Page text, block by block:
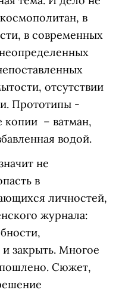
в
в современных
отсутствии
Прототипы -
копии – ватман,
водой.
не
в
личностей,
журнала:
и закрыть. Многое
Сюжет,